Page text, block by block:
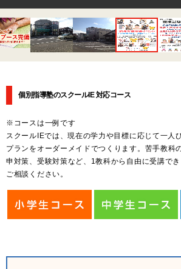
個別指導塾のスクールIE 対応コース
※コースは一例です
スクールIEでは、現在の学力や目標に応じて一人
プランをオーダーメイドでつくります。苦手教科
申対策、受験対策など、1教科から自由に受講で
ご相談ください。